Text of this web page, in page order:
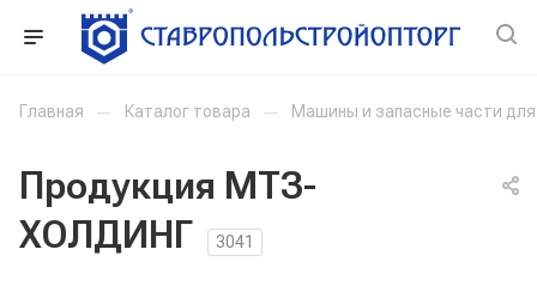
Главная — Каталог товара — Машины и запасные части
Продукция МТЗ-
ХОЛДИНГ
3041